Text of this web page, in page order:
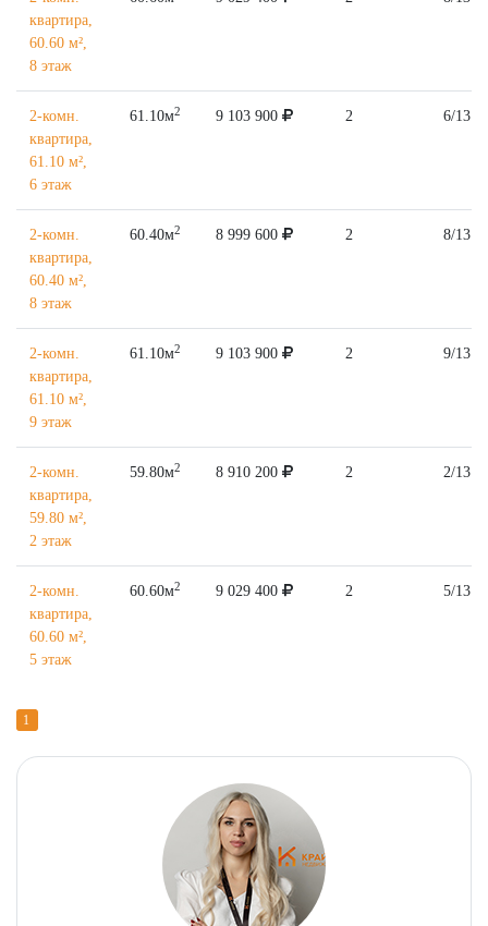
квартира,
60.60 м²,
8 этаж
2-комн.
квартира,
61.10 м²,
6 этаж
61.10м2 9 103 900 2 6/13
2-комн.
квартира,
60.40 м²,
8 этаж
60.40м2 8 999 600 2 8/13
2-комн.
квартира,
61.10 м²,
9 этаж
61.10м2 9 103 900 2 9/13
2-комн.
квартира,
59.80 м²,
2 этаж
59.80м2 8 910 200 2 2/13
2-комн.
квартира,
60.60 м²,
5 этаж
60.60м2 9 029 400 2 5/13
1